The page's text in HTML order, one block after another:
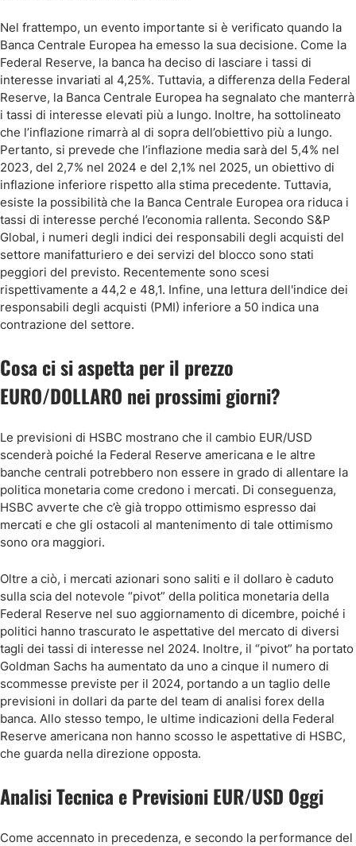
Nel frattempo, un evento importante si è verificato quando la
Banca Centrale Europea ha emesso la sua decisione. Come la
Federal Reserve, la banca ha deciso di lasciare i tassi di
interesse invariati al 4,25%. Tuttavia, a differenza della Federal
Reserve, la Banca Centrale Europea ha segnalato che manterrà
i tassi di interesse elevati più a lungo. Inoltre, ha sottolineato
che l’inflazione rimarrà al di sopra dell’obiettivo più a lungo.
Pertanto, si prevede che l’inflazione media sarà del 5,4% nel
2023, del 2,7% nel 2024 e del 2,1% nel 2025, un obiettivo di
inflazione inferiore rispetto alla stima precedente. Tuttavia,
esiste la possibilità che la Banca Centrale Europea ora riduca i
tassi di interesse perché l’economia rallenta. Secondo S&P
Global, i numeri degli indici dei responsabili degli acquisti del
settore manifatturiero e dei servizi del blocco sono stati
peggiori del previsto. Recentemente sono scesi
rispettivamente a 44,2 e 48,1. Infine, una lettura dell'indice dei
responsabili degli acquisti (PMI) inferiore a 50 indica una
contrazione del settore.
Cosa ci si aspetta per il prezzo
EURO/DOLLARO nei prossimi giorni?
Le previsioni di HSBC mostrano che il cambio EUR/USD
scenderà poiché la Federal Reserve americana e le altre
banche centrali potrebbero non essere in grado di allentare la
politica monetaria come credono i mercati. Di conseguenza,
HSBC avverte che c’è già troppo ottimismo espresso dai
mercati e che gli ostacoli al mantenimento di tale ottimismo
sono ora maggiori.
Oltre a ciò, i mercati azionari sono saliti e il dollaro è caduto
sulla scia del notevole “pivot” della politica monetaria della
Federal Reserve nel suo aggiornamento di dicembre, poiché i
politici hanno trascurato le aspettative del mercato di diversi
tagli dei tassi di interesse nel 2024. Inoltre, il “pivot” ha portato
Goldman Sachs ha aumentato da uno a cinque il numero di
scommesse previste per il 2024, portando a un taglio delle
previsioni in dollari da parte del team di analisi forex della
banca. Allo stesso tempo, le ultime indicazioni della Federal
Reserve americana non hanno scosso le aspettative di HSBC,
che guarda nella direzione opposta.
Analisi Tecnica e Previsioni EUR/USD Oggi
Come accennato in precedenza, e secondo la performance del